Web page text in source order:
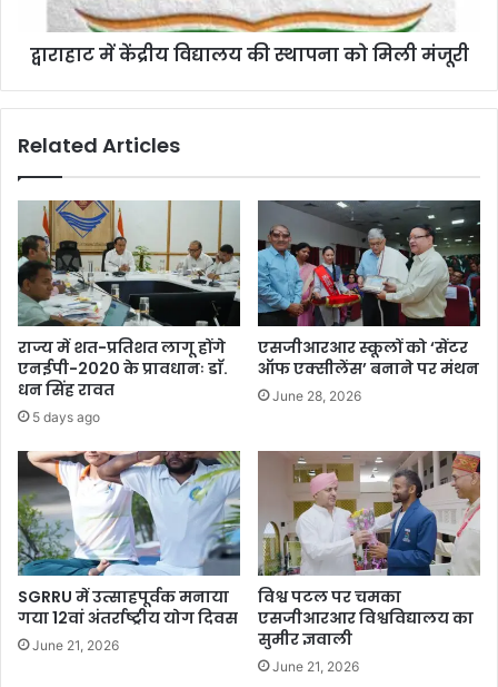
द्वाराहाट में केंद्रीय विद्यालय की स्थापना को मिली मंजूरी
Related Articles
राज्य में शत-प्रतिशत लागू होंगे
एनईपी-2020 के प्रावधानः डाॅ.
धन सिंह रावत
5 days ago
एसजीआरआर स्कूलों को ‘सेंटर
ऑफ एक्सीलेंस’ बनाने पर मंथन
June 28, 2026
SGRRU में उत्साहपूर्वक मनाया
गया 12वां अंतर्राष्ट्रीय योग दिवस
June 21, 2026
विश्व पटल पर चमका
एसजीआरआर विश्वविद्यालय का
सुमीर ज्ञवाली
June 21, 2026